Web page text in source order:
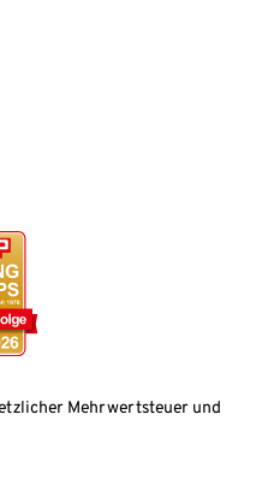
Mehrwertsteuer und